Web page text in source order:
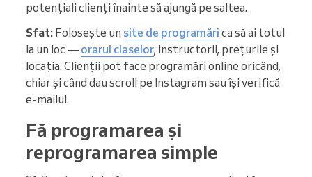
potențiali clienți înainte să ajungă pe saltea.
Sfat: Folosește un site de programări ca să ai totul
la un loc — orarul claselor, instructorii, prețurile și
locația. Clienții pot face programări online oricând,
chiar și când dau scroll pe Instagram sau își verifică
e-mailul.
Fă programarea și
reprogramarea simple